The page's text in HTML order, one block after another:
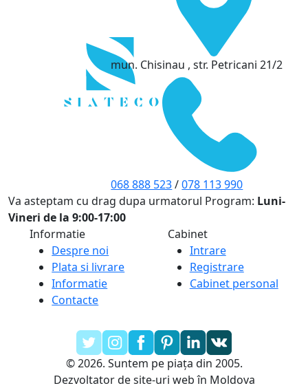
mun. Chisinau , str. Petricani 21/2
068 888 523/078 113 990
Va asteptam cu drag dupa urmatorul Program: Luni-
Vineri de la 9:00-17:00
Informatie
Despre noi
Plata si livrare
Informatie
Contacte
Cabinet
Intrare
Registrare
Cabinet personal
© 2026. Suntem pe piața din 2005.
Dezvoltator de site-uri web în Moldova